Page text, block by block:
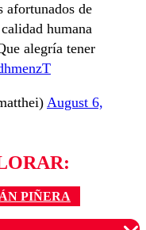
afortunados de
humana
alegría tener
August 6,
PIÑERA